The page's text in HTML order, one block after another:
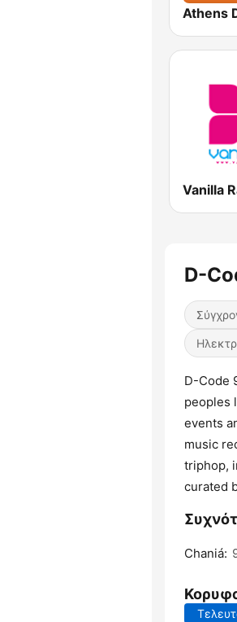
Athens
D-
D-Code
peoples
events
music
triphop,
curated
Chaniá: